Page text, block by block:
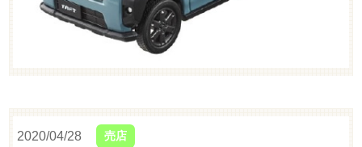
2020/04/28 売店